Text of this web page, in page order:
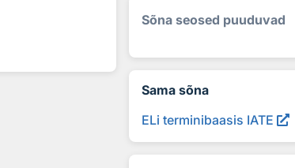
Sõna seosed puuduvad
Sama sõna
ELi terminibaasis IATE